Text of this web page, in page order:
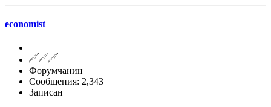
economist
Форумчанин
Сообщения: 2,343
Записан